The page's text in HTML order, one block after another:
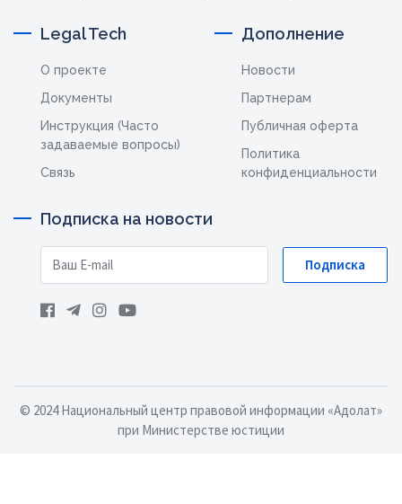
Legal Tech
О проекте
Документы
Инструкция (Часто
задаваемые вопросы)
Связь
Дополнение
Новости
Партнерам
Публичная оферта
Политика
конфиденциальности
Подписка на новости
Подписка
© 2024 Национальный центр правовой информации «Адолат»
при Министерстве юстиции